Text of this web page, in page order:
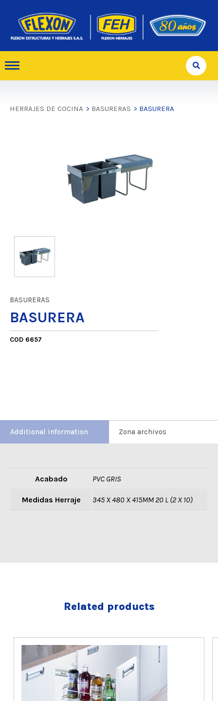
HERRAJES DE COCINA > BASURERAS > BASURERA
BASURERAS
BASURERA
COD 6657
Additional information Zona archivos
Acabado PVC GRIS
Medidas Herraje 345 X 480 X 415MM 20 L (2 X 10)
Related products